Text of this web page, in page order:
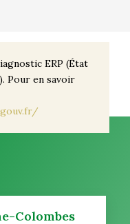
ERP (État
Pour en savoir
Colombes